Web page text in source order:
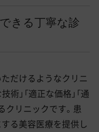
きる丁寧な診
だけるようなクリニ
術」「適正な価格」「通
クリニックです。患
る美容医療を提供し